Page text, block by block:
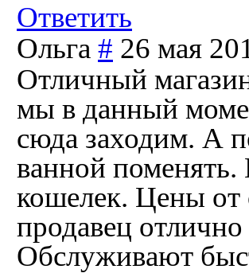
Ответить
Ольга # 26 мая
Отличный
мы в данный
сюда заходим. А
ванной
кошелек. Цены
продавец
Обслуживают